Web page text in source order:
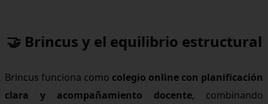
🤝 Brincus y el equilibrio estructural
Brincus funciona como colegio online con planificación
clara y acompañamiento docente, combinando